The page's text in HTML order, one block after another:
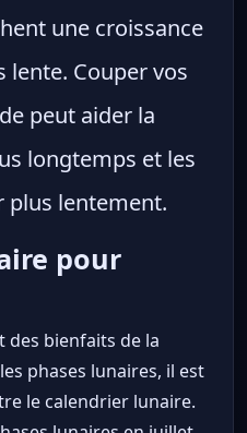
une croissance
lente. Couper vos
peut aider la
longtemps et les
plus lentement.
pour
bienfaits de la
phases lunaires, il est
le calendrier lunaire.